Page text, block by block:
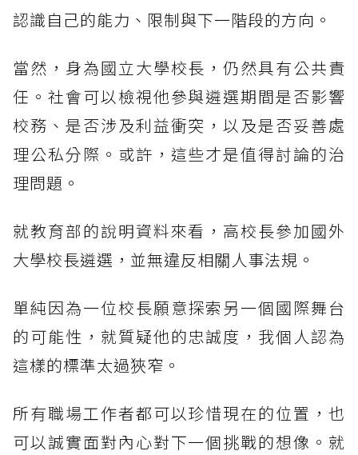
認識自己的能力、限制與下一階段的方向。
當然，身為國立大學校長，仍然具有公共責
任。社會可以檢視他參與遴選期間是否影響
校務、是否涉及利益衝突，以及是否妥善處
理公私分際。或許，這些才是值得討論的治
理問題。
就教育部的說明資料來看，高校長參加國外
大學校長遴選，並無違反相關人事法規。
單純因為一位校長願意探索另一個國際舞台
的可能性，就質疑他的忠誠度，我個人認為
這樣的標準太過狹窄。
所有職場工作者都可以珍惜現在的位置，也
可以誠實面對內心對下一個挑戰的想像。就